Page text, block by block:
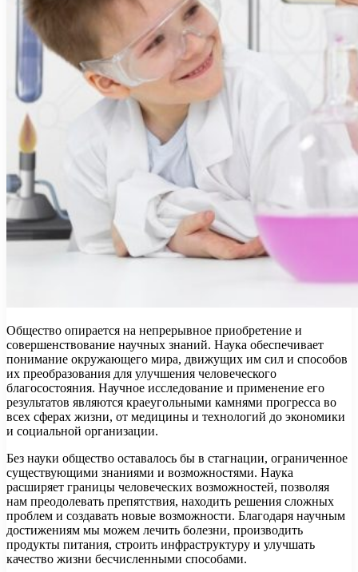
Общество опирается на непрерывное приобретение и
совершенствование научных знаний. Наука обеспечивает
понимание окружающего мира, движущих им сил и способов
их преобразования для улучшения человеческого
благосостояния. Научное исследование и применение его
результатов являются краеугольными камнями прогресса во
всех сферах жизни, от медицины и технологий до экономики
и социальной организации.
Без науки общество оставалось бы в стагнации, ограниченное
существующими знаниями и возможностями. Наука
расширяет границы человеческих возможностей, позволяя
нам преодолевать препятствия, находить решения сложных
проблем и создавать новые возможности. Благодаря научным
достижениям мы можем лечить болезни, производить
продукты питания, строить инфраструктуру и улучшать
качество жизни бесчисленными способами.